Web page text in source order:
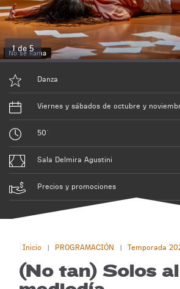
No se llama
1 de 5
Danza
Viernes y sábados de octubre y
50´
Sala Delmira Agustini
Precios y promociones
Inicio PROGRAMACIÓN Temporada
(No tan) Solos al